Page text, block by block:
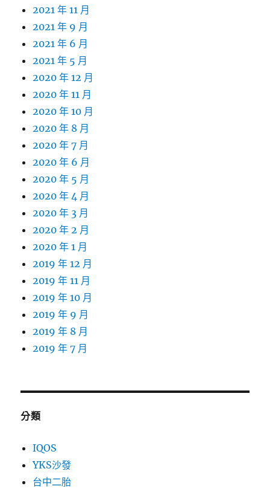
2021 年 11 月
2021 年 9 月
2021 年 6 月
2021 年 5 月
2020 年 12 月
2020 年 11 月
2020 年 10 月
2020 年 8 月
2020 年 7 月
2020 年 6 月
2020 年 5 月
2020 年 4 月
2020 年 3 月
2020 年 2 月
2020 年 1 月
2019 年 12 月
2019 年 11 月
2019 年 10 月
2019 年 9 月
2019 年 8 月
2019 年 7 月
分類
IQOS
YKS沙發
台中二胎